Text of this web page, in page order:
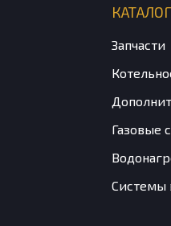
КАТАЛОГ
Запчасти
Газовые
Системы